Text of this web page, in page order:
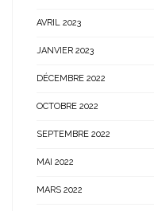
AVRIL 2023
JANVIER 2023
DÉCEMBRE 2022
OCTOBRE 2022
SEPTEMBRE 2022
MAI 2022
MARS 2022